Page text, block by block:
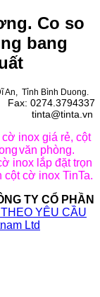
Co so
bang
An, Tỉnh Bình Duong.
Fax: 0274.3794337
inox giá rẻ, cột
văn phòng.
inox lắp đặt trọn
cờ inox TinTa.
TY CỔ PHẦN
YÊU CẦU
Ltd